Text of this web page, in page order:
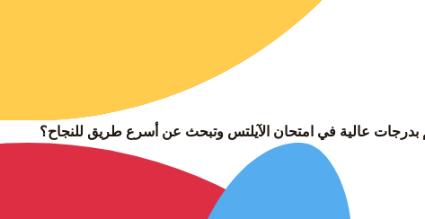
بدرجات عالية في امتحان الآيلتس وتبحث عن أسرع طريق للنجاح؟